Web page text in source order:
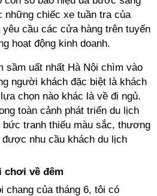
những chiếc xe tuần tra của
cầu các cửa hàng trên tuyến
hoạt động kinh doanh.
sầm uất nhất Hà Nội chìm vào
người khách đặc biệt là khách
chọn nào khác là về đi ngủ.
toàn cảnh phát triển du lịch
tranh thiếu màu sắc, thương
nhu cầu khách du lịch
chơi về đêm
chang của tháng 6, tôi có